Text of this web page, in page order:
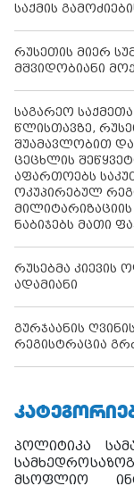
საქმის
რუსეთის მიერ
მშვიდობიანი
საგარეო
წლისთავზე,
შუამავლობით
ცეცხლის
აფართოებს
ოკუპირებულ
ნაბიჯებს მათი
რუსებმა კიევის
ადამიანი
გურჯაანის
რეგისტრაცია
პოლიტიკა
სამხედრო
მსოფლიო